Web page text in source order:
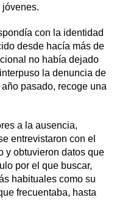
jóvenes.
con la identidad
desde hacía más de
no había dejado
la denuncia de
pasado, recoge una
a la ausencia,
entrevistaron con el
y obtuvieron datos que
por el que buscar,
habituales como su
frecuentaba, hasta